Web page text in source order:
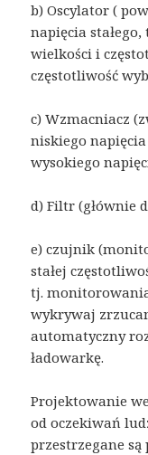
b) Oscylator (
napięcia
wielkości i
częstotliwość
c) Wzmacniacz
niskiego
wysokiego
d) Filtr (głównie
e) czujnik
stałej
tj.
wykrywaj
automatyczny
ładowarkę.
Projektowanie
od oczekiwań
przestrzegane